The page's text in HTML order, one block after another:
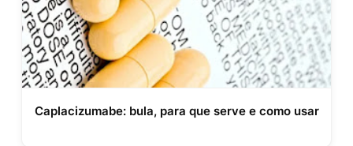
Caplacizumabe: bula, para que serve e como usar